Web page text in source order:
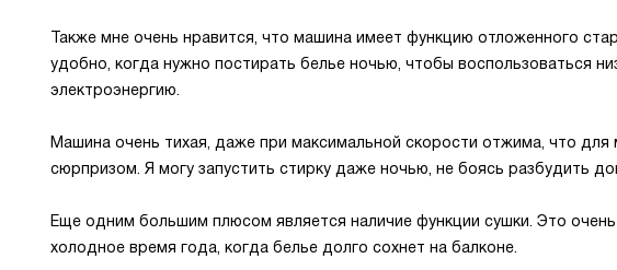
Также мне очень нравится, что машина имеет функцию отложенного
удобно, когда нужно постирать белье ночью, чтобы воспользоваться
электроэнергию.
Машина очень тихая, даже при максимальной скорости отжима, что
сюрпризом. Я могу запустить стирку даже ночью, не боясь разбудить
Еще одним большим плюсом является наличие функции сушки. Это
холодное время года, когда белье долго сохнет на балконе.